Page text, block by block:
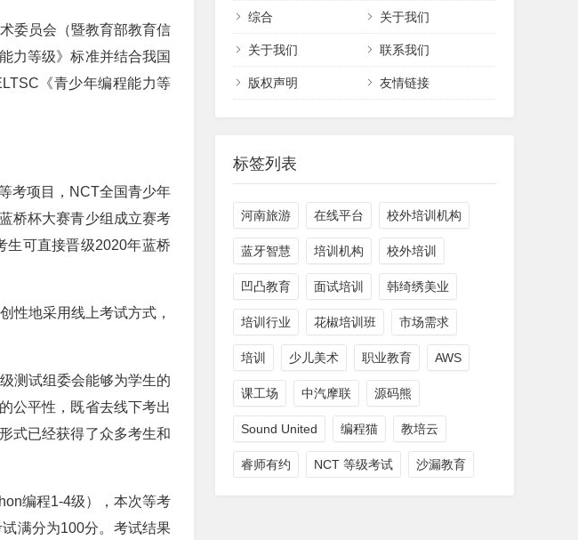
委员会（暨教育部教育信
力等级》标准并结合我国
《青少年编程能力等
考项目，NCT全国青少年
桥杯大赛青少组成立赛考
生可直接晋级2020年蓝桥
性地采用线上考试方式，
测试组委会能够为学生的
公平性，既省去线下考出
式已经获得了众多考生和
编程1-4级），本次等考
满分为100分。考试结果
综合 关于我们
关于我们 联系我们
版权声明 友情链接
标签列表
河南旅游 在线平台 校外培训机构
蓝牙智慧 培训机构 校外培训
凹凸教育 面试培训 韩绮绣美业
培训行业 花椒培训班 市场需求
培训 少儿美术 职业教育 AWS
课工场 中汽摩联 源码熊
Sound United 编程猫 教培云
睿师有约 NCT 等级考试 沙漏教育